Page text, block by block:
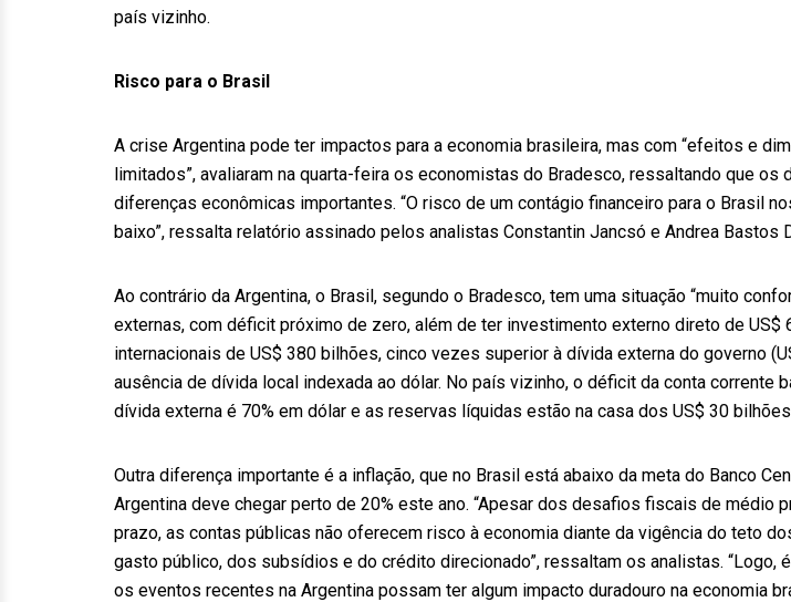
país vizinho.
Risco para o Brasil
A crise Argentina pode ter impactos para a economia brasileira, mas com “efeitos e
limitados”, avaliaram na quarta-feira os economistas do Bradesco, ressaltando que os
diferenças econômicas importantes. “O risco de um contágio financeiro para o Brasil
baixo”, ressalta relatório assinado pelos analistas Constantin Jancsó e Andrea Bastos
Ao contrário da Argentina, o Brasil, segundo o Bradesco, tem uma situação “muito
externas, com déficit próximo de zero, além de ter investimento externo direto de US$
internacionais de US$ 380 bilhões, cinco vezes superior à dívida externa do governo
ausência de dívida local indexada ao dólar. No país vizinho, o déficit da conta corrente
dívida externa é 70% em dólar e as reservas líquidas estão na casa dos US$ 30
Outra diferença importante é a inflação, que no Brasil está abaixo da meta do Banco
Argentina deve chegar perto de 20% este ano. “Apesar dos desafios fiscais de médio
prazo, as contas públicas não oferecem risco à economia diante da vigência do teto
gasto público, dos subsídios e do crédito direcionado”, ressaltam os analistas. “Logo,
os eventos recentes na Argentina possam ter algum impacto duradouro na economia